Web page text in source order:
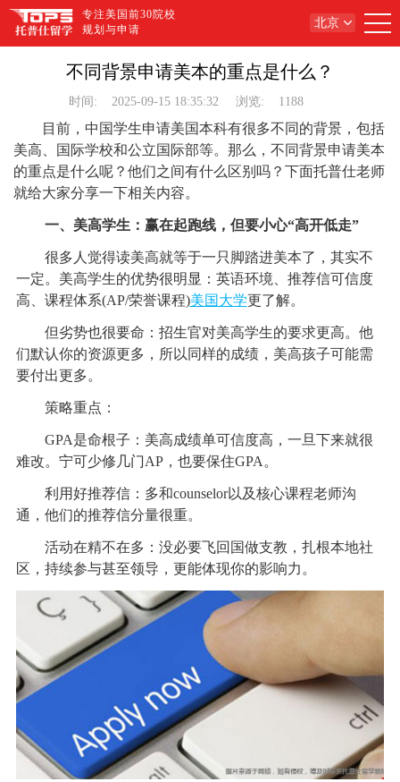
专注美国前30院校
规划与申请
北京
不同背景申请美本的重点是什么？
时间: 2025-09-15 18:35:32 浏览: 1188
目前，中国学生申请美国本科有很多不同的背景，包括
美高、国际学校和公立国际部等。那么，不同背景申请美本
的重点是什么呢？他们之间有什么区别吗？下面托普仕老师
就给大家分享一下相关内容。
一、美高学生：赢在起跑线，但要小心“高开低走”
很多人觉得读美高就等于一只脚踏进美本了，其实不
一定。美高学生的优势很明显：英语环境、推荐信可信度
高、课程体系(AP/荣誉课程)美国大学更了解。
但劣势也很要命：招生官对美高学生的要求更高。他
们默认你的资源更多，所以同样的成绩，美高孩子可能需
要付出更多。
策略重点：
GPA是命根子：美高成绩单可信度高，一旦下来就很
难改。宁可少修几门AP，也要保住GPA。
利用好推荐信：多和counselor以及核心课程老师沟
通，他们的推荐信分量很重。
活动在精不在多：没必要飞回国做支教，扎根本地社
区，持续参与甚至领导，更能体现你的影响力。